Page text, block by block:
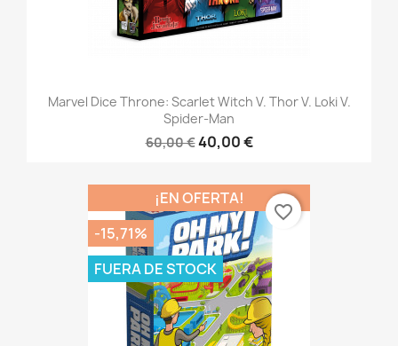
Marvel Dice Throne: Scarlet Witch V. Thor V. Loki V.
Spider-Man
60,00 €40,00 €
¡EN OFERTA!
-15,71%
FUERA DE STOCK
favorite_border